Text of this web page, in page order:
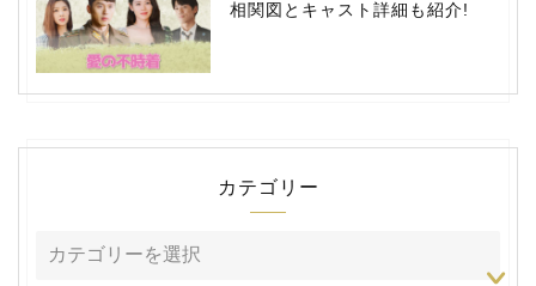
相関図とキャスト詳細も紹介!
カテゴリー